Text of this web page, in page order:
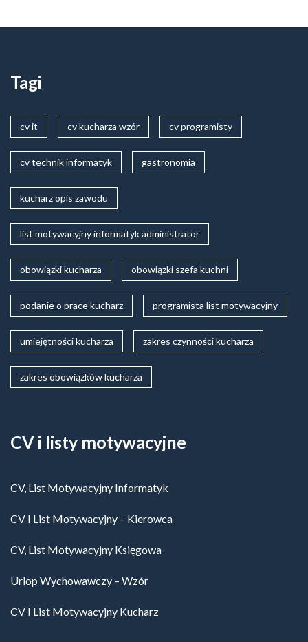
Tagi
cv it cv kucharza wzór cv programisty
cv technik informatyk gastronomia
kucharz opis zawodu
list motywacyjny informatyk administrator
obowiązki kucharza obowiązki szefa kuchni
podanie o prace kucharz programista list motywacyjny
umiejętności kucharza zakres czynności kucharza
zakres obowiązków kucharza
CV i listy motywacyjne
CV, List Motywacyjny Informatyk
CV I List Motywacyjny – Kierowca
CV, List Motywacyjny Księgowa
Urlop Wychowawczy – Wzór
CV I List Motywacyjny Kucharz